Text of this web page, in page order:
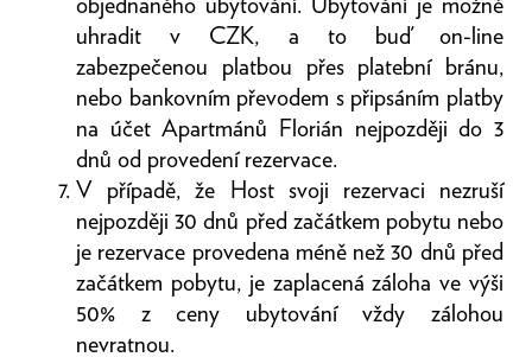
uhradit v CZK, a to buď on-line
zabezpečenou platbou přes platební bránu,
nebo bankovním převodem s připsáním platby
na účet Apartmánů Florián nejpozději do 3
dnů od provedení rezervace.
V případě, že Host svoji rezervaci nezruší
nejpozději 30 dnů před začátkem pobytu nebo
je rezervace provedena méně než 30 dnů před
začátkem pobytu, je zaplacená záloha ve výši
50% z ceny ubytování vždy zálohou
nevratnou.